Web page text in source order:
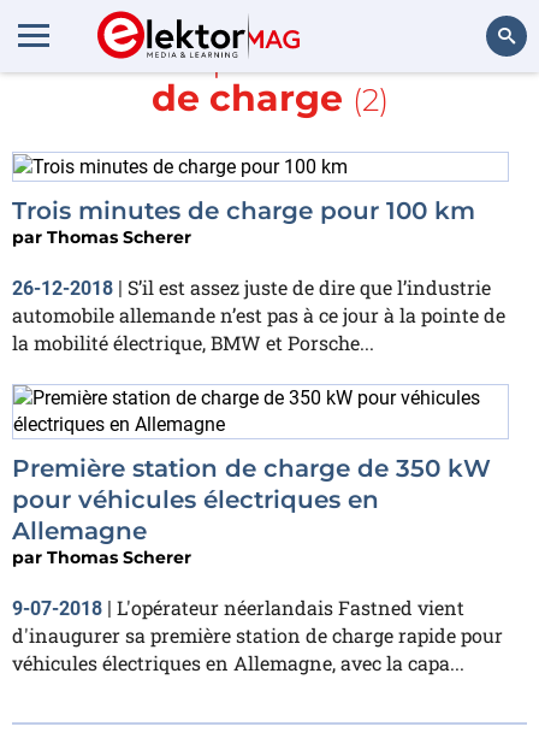
En savoir plus sur
Station
de charge (2)
Trois minutes de charge pour 100 km
par Thomas Scherer
26-12-2018 | S’il est assez juste de dire que l’industrie
automobile allemande n’est pas à ce jour à la pointe de
la mobilité électrique, BMW et Porsche...
Première station de charge de 350 kW
pour véhicules électriques en
Allemagne
par Thomas Scherer
9-07-2018 | L'opérateur néerlandais Fastned vient
d'inaugurer sa première station de charge rapide pour
véhicules électriques en Allemagne, avec la capa...